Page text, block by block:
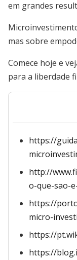
em grandes
mas sobre
Comece hoje e
para a liberdade
https://
http://
o-que-sao-
https://
micro-
https://
https://